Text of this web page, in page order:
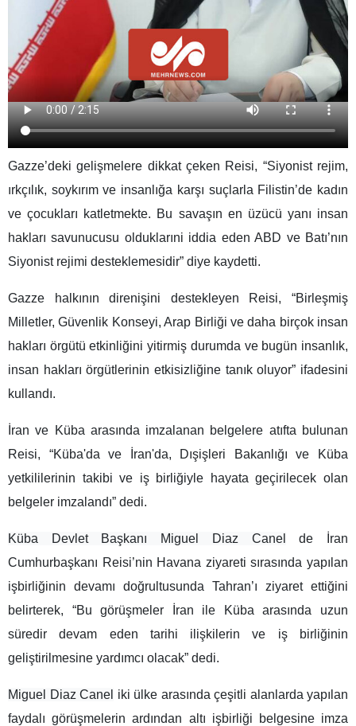
Gazze’deki gelişmelere dikkat çeken Reisi, “Siyonist rejim,
ırkçılık, soykırım ve insanlığa karşı suçlarla Filistin’de kadın
ve çocukları katletmekte. Bu savaşın en üzücü yanı insan
hakları savunucusu olduklarıni iddia eden ABD ve Batı’nın
Siyonist rejimi desteklemesidir” diye kaydetti.
Gazze halkının direnişini destekleyen Reisi, “Birleşmiş
Milletler, Güvenlik Konseyi, Arap Birliği ve daha birçok insan
hakları örgütü etkinliğini yitirmiş durumda ve bugün insanlık,
insan hakları örgütlerinin etkisizliğine tanık oluyor” ifadesini
kullandı.
İran ve Küba arasında imzalanan belgelere atıfta bulunan
Reisi, “Küba'da ve İran'da, Dışişleri Bakanlığı ve Küba
yetkililerinin takibi ve iş birliğiyle hayata geçirilecek olan
belgeler imzalandı” dedi.
Küba Devlet Başkanı Miguel Diaz Canel
de İran
Cumhurbaşkanı Reisi’nin Havana ziyareti sırasında yapılan
işbirliğinin devamı doğrultusunda Tahran’ı ziyaret ettiğini
belirterek, “Bu görüşmeler İran ile Küba arasında uzun
süredir devam eden tarihi ilişkilerin ve iş birliğinin
geliştirilmesine yardımcı olacak” dedi.
Miguel Diaz Canel iki ülke arasında çeşitli alanlarda yapılan
faydalı görüşmelerin ardından altı işbirliği belgesine imza